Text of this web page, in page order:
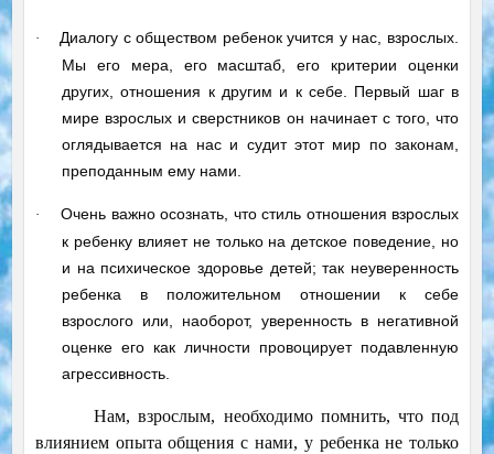
·
Диалогу с обществом ребенок учится у нас, взрослых.
Мы его мера, его масштаб, его критерии оценки
других, отношения к другим и к себе. Первый шаг в
мире взрослых и сверстников он начинает с того, что
оглядывается на нас и судит этот мир по законам,
преподанным ему нами.
·
Очень важно осознать, что стиль отношения взрослых
к ребенку влияет не только на детское поведение, но
и на психическое здоровье детей; так неуверенность
ребенка в положительном отношении к себе
взрослого или, наоборот, уверенность в негативной
оценке его как личности провоцирует подавленную
агрессивность.
Нам, взрослым, необходимо помнить, что под
влиянием опыта общения с нами, у ребенка не только